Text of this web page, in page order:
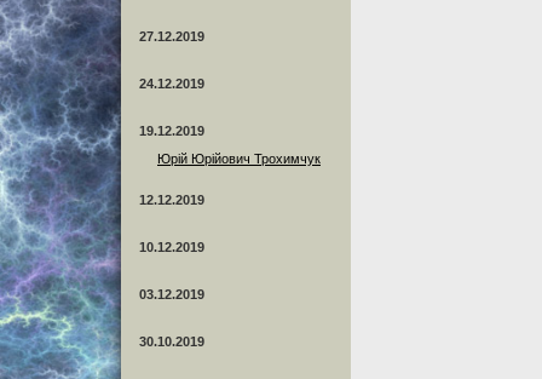
27.12.2019
24.12.2019
19.12.2019
Юрій Юрійович Трохимчук
12.12.2019
10.12.2019
03.12.2019
30.10.2019